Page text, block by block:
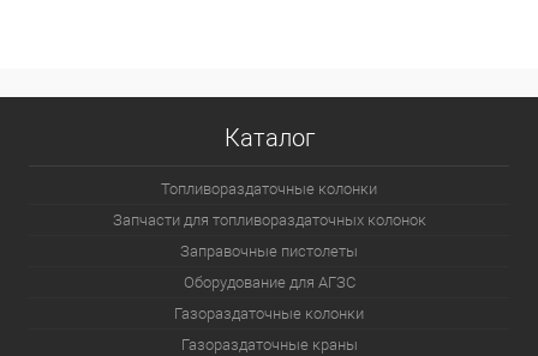
Каталог
Топливораздаточные колонки
Запчасти для топливораздаточных колонок
Заправочные пистолеты
Оборудование для АГЗС
Газораздаточные колонки
Газораздаточные краны